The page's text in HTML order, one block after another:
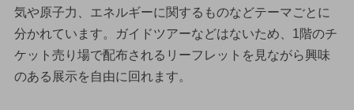
気や原子力、エネルギーに関するものなどテーマごとに
分かれています。ガイドツアーなどはないため、1階のチ
ケット売り場で配布されるリーフレットを見ながら興味
のある展示を自由に回れます。